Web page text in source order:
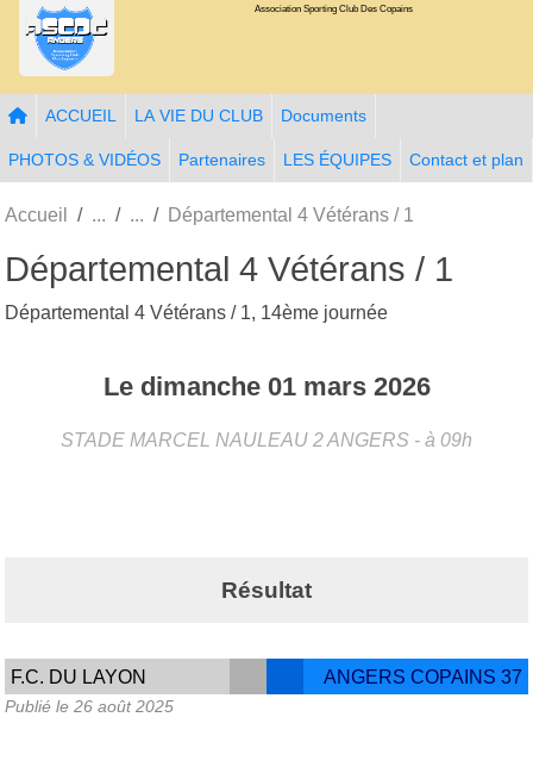
Association Sporting Club Des Copains
ACCUEIL LA VIE DU CLUB Documents
PHOTOS & VIDÉOS Partenaires LES ÉQUIPES Contact et plan
Accueil Départemental 4 Vétérans / 1
Départemental 4 Vétérans / 1
Départemental 4 Vétérans / 1, 14ème journée
Le dimanche 01 mars 2026
STADE MARCEL NAULEAU 2ANGERS - à 09h
Résultat
F.C. DU LAYON ANGERS COPAINS 37
Publié le 26 août 2025
Panneau de gestion des cookies